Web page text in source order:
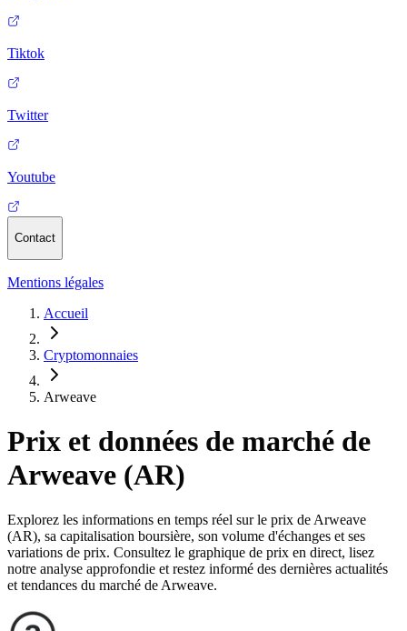
Tiktok
Twitter
Youtube
Contact
Mentions légales
Accueil
Cryptomonnaies
Arweave
Prix et données de marché de
Arweave (AR)
Explorez les informations en temps réel sur le prix de Arweave
(AR), sa capitalisation boursière, son volume d'échanges et ses
variations de prix. Consultez le graphique de prix en direct, lisez
notre analyse approfondie et restez informé des dernières actualités
et tendances du marché de Arweave.